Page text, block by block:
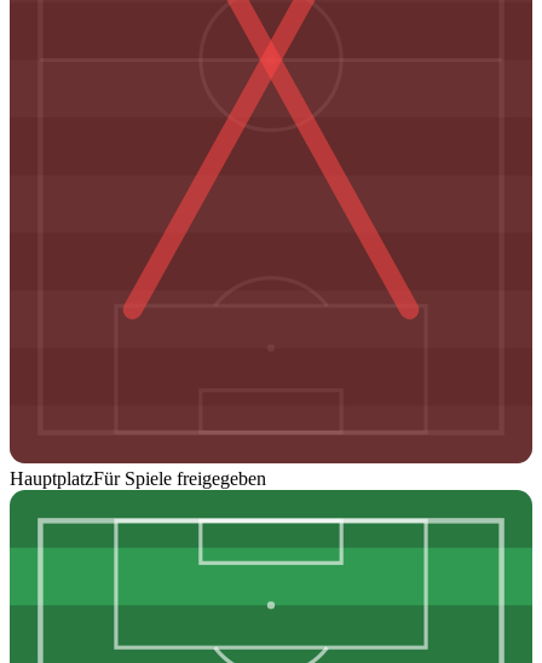
HauptplatzFür Spiele freigegeben